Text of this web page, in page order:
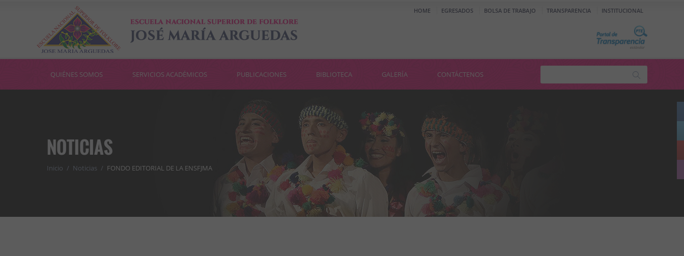
HOME EGRESADOS BOLSA DE TRABAJO TRANSPARENCIA INSTITUCIONAL
QUIÉNES SOMOS SERVICIOS ACADÉMICOS PUBLICACIONES BIBLIOTECA GALERÍA CONTÁCTENOS
NOTICIAS
Inicio / Noticias / FONDO EDITORIAL DE LA ENSFJMA